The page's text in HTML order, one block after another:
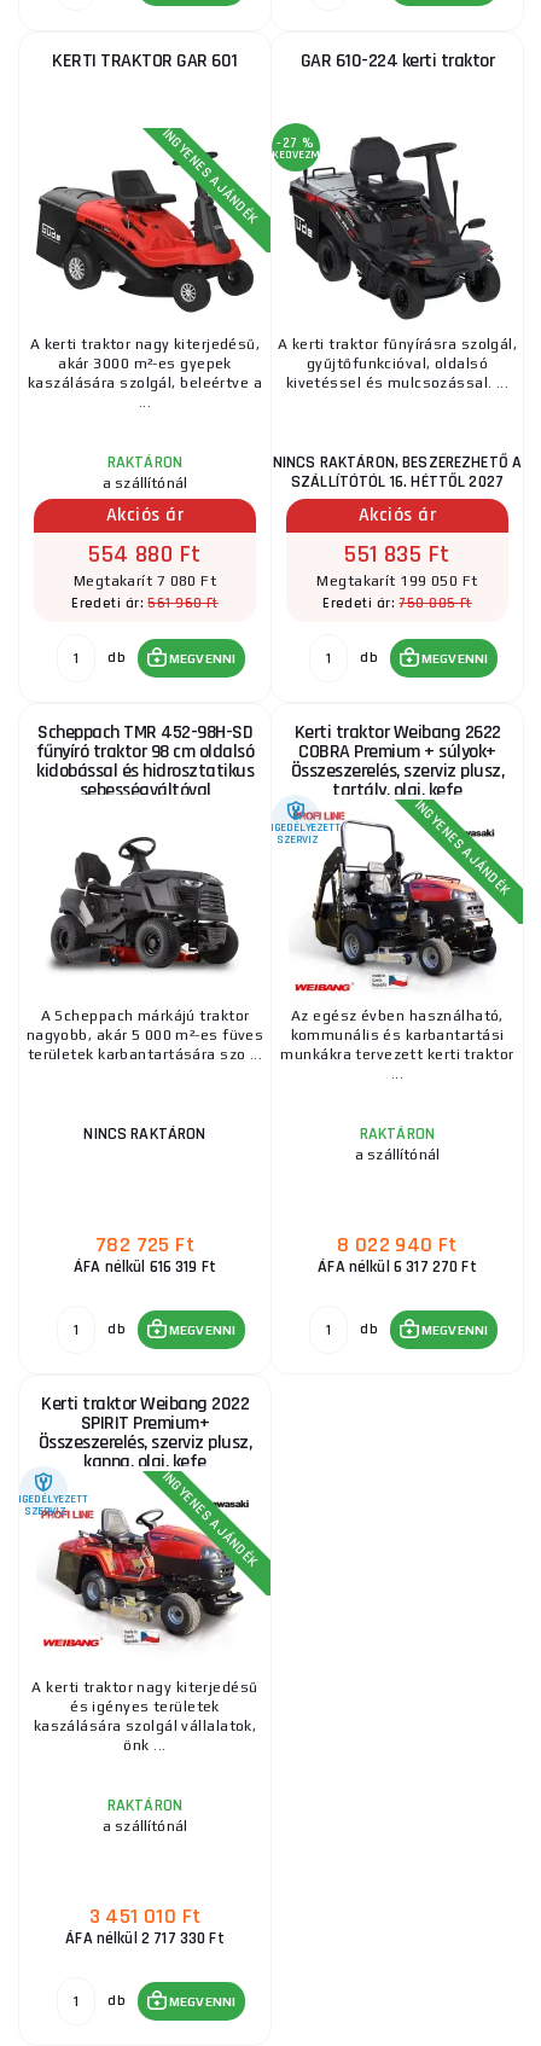
KERTI TRAKTOR GAR 601
INGYENES AJÁNDÉK
A kerti traktor nagy kiterjedésű,
akár 3000 m²-es gyepek
kaszálására szolgál, beleértve a
...
RAKTÁRON
a szállítónál
Akciós ár
554 880 Ft
Megtakarít 7 080 Ft
Eredeti ár:561 960 Ft
db MEGVENNI
GAR 610-224 kerti traktor
-27 %
KEDVEZMÉNY
A kerti traktor fűnyírásra szolgál,
gyűjtőfunkcióval, oldalsó
kivetéssel és mulcsozással. ...
NINCS RAKTÁRON, BESZEREZHETŐ A
SZÁLLÍTÓTÓL 16. HÉTTŐL 2027
Akciós ár
551 835 Ft
Megtakarít 199 050 Ft
Eredeti ár:750 885 Ft
db MEGVENNI
Scheppach TMR 452-98H-SD
fűnyíró traktor 98 cm oldalsó
kidobással és hidrosztatikus
sebességváltóval
A Scheppach márkájú traktor
nagyobb, akár 5 000 m²-es füves
területek karbantartására szo ...
NINCS RAKTÁRON
782 725 Ft
ÁFA nélkül 616 319 Ft
db MEGVENNI
Kerti traktor Weibang 2622
COBRA Premium + súlyok+
Összeszerelés, szerviz plusz,
tartály, olaj, kefe
ENGEDÉLYEZETT
SZERVIZ
INGYENES AJÁNDÉK
Az egész évben használható,
kommunális és karbantartási
munkákra tervezett kerti traktor
...
RAKTÁRON
a szállítónál
8 022 940 Ft
ÁFA nélkül 6 317 270 Ft
db MEGVENNI
Kerti traktor Weibang 2022
SPIRIT Premium+
Összeszerelés, szerviz plusz,
kanna, olaj, kefe
ENGEDÉLYEZETT
SZERVIZ
INGYENES AJÁNDÉK
A kerti traktor nagy kiterjedésű
és igényes területek
kaszálására szolgál vállalatok,
önk ...
RAKTÁRON
a szállítónál
3 451 010 Ft
ÁFA nélkül 2 717 330 Ft
db MEGVENNI